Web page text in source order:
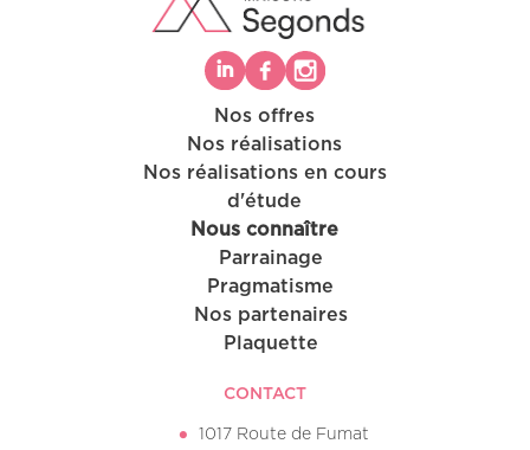
Nos offres
Nos réalisations
Nos réalisations en cours
d'étude
Nous connaître
Parrainage
Pragmatisme
Nos partenaires
Plaquette
CONTACT
1017 Route de Fumat